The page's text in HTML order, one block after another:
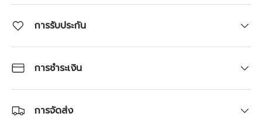
การรับประกัน
การชำระเงิน
การจัดส่ง